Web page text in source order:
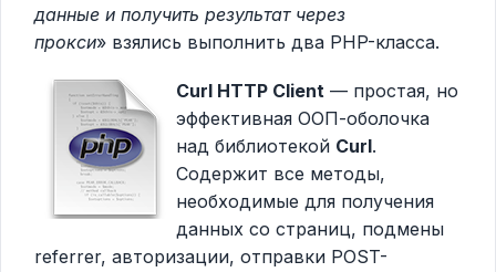
данные и получить результат через
прокси» взялись выполнить два PHP-класса.
Curl HTTP Client — простая, но
эффективная ООП-оболочка
над библиотекой Curl.
Содержит все методы,
необходимые для получения
данных со страниц, подмены
referrer, авторизации, отправки POST-